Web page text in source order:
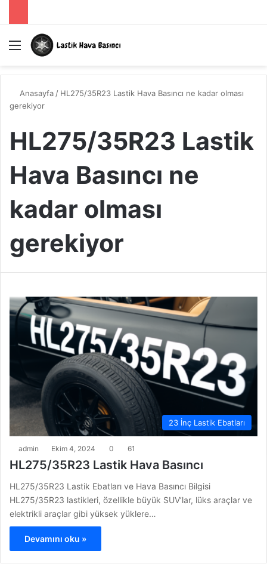
Menü
Anasayfa / HL275/35R23 Lastik Hava Basıncı ne kadar olması
gerekiyor
HL275/35R23 Lastik
Hava Basıncı ne
kadar olması
gerekiyor
23 İnç Lastik Ebatları
admin Ekim 4, 2024 0 61
HL275/35R23 Lastik Hava Basıncı
HL275/35R23 Lastik Ebatları ve Hava Basıncı Bilgisi
HL275/35R23 lastikleri, özellikle büyük SUV’lar, lüks araçlar ve
elektrikli araçlar gibi yüksek yüklere…
Devamını oku »